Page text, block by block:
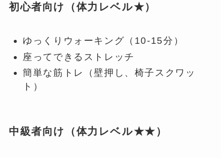
初心者向け（体力レベル★）
ゆっくりウォーキング（10-15分）
座ってできるストレッチ
簡単な筋トレ（壁押し、椅子スクワッ
ト）
中級者向け（体力レベル★★）